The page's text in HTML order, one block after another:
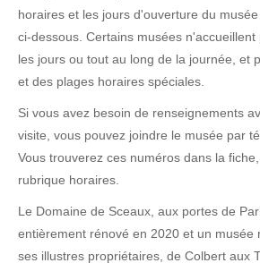
horaires et les jours d'ouverture du
ci-dessous. Certains musées
les jours ou tout au long de la journée, et
et des plages horaires spéciales.
Si vous avez besoin de renseignements
visite, vous pouvez joindre le musée par
Vous trouverez ces numéros dans la
rubrique horaires.
Le Domaine de Sceaux, aux portes de
entièrement rénové en 2020 et un musée
ses illustres propriétaires, de Colbert aux